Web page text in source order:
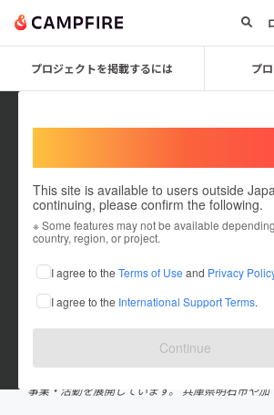
プロジェクトを掲載するには プ
This site is available to users outside
continuing, please confirm the following.
※ Some features may not be available
country, region, or project.
I agree to the Terms of Use and Privacy
I agree to the International Support Terms.
Continue
hpcso
これまでに5件のプロジェクトを投稿していま
在住国：日本 現在地：兵庫県
出身国：日本 出身地：兵庫県
初めまして！ 認定NPO法人兵庫子ども支援団体
もが笑って過ごせる地域の形成」をミッションに
事業・活動を展開しています。 兵庫県明石市や加